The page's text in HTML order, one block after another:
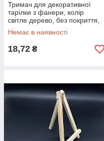
Тримач для декоративної
тарілки з фанери, колір
світле дерево, без покриття,
розміри 130х96мм
Немає в наявності
18,72 ₴